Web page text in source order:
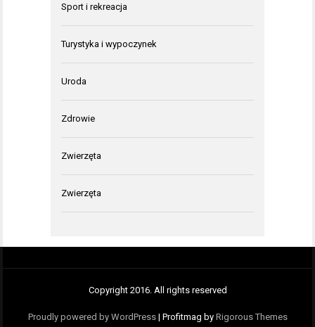
Sport i rekreacja
Turystyka i wypoczynek
Uroda
Zdrowie
Zwierzęta
Zwierzęta
Copyright 2016. All rights reserved
Proudly powered by WordPress | Profitmag by Rigorous Themes